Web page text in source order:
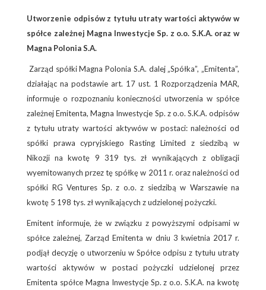
Utworzenie odpisów z tytułu utraty wartości aktywów w
spółce zależnej Magna Inwestycje Sp. z o.o. S.K.A. oraz w
Magna Polonia S.A.
Zarząd spółki Magna Polonia S.A. dalej „Spółka”, „Emitenta”,
działając na podstawie art. 17 ust. 1 Rozporządzenia MAR,
informuje o rozpoznaniu konieczności utworzenia w spółce
zależnej Emitenta, Magna Inwestycje Sp. z o.o. S.K.A. odpisów
z tytułu utraty wartości aktywów w postaci: należności od
spółki prawa cypryjskiego Rasting Limited z siedzibą w
Nikozji na kwotę 9 319 tys. zł wynikających z obligacji
wyemitowanych przez tę spółkę w 2011 r. oraz należności od
spółki RG Ventures Sp. z o.o. z siedzibą w Warszawie na
kwotę 5 198 tys. zł wynikających z udzielonej pożyczki.
Emitent informuje, że w związku z powyższymi odpisami w
spółce zależnej, Zarząd Emitenta w dniu 3 kwietnia 2017 r.
podjął decyzję o utworzeniu w Spółce odpisu z tytułu utraty
wartości aktywów w postaci pożyczki udzielonej przez
Emitenta spółce Magna Inwestycje Sp. z o.o. S.K.A. na kwotę